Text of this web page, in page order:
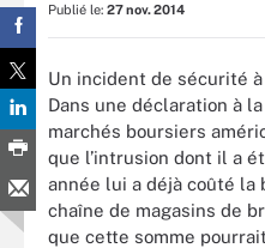
Publié le: 27 nov. 2014
Un incident de sécurité
Dans une déclaration à
marchés boursiers
que l’intrusion dont il a
année lui a déjà coûté la
chaîne de magasins de
que cette somme